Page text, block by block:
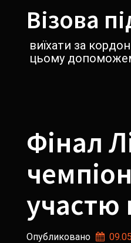
содержимомуВізова
виїхати за
цьому
Фінал
участю
Опубликовано